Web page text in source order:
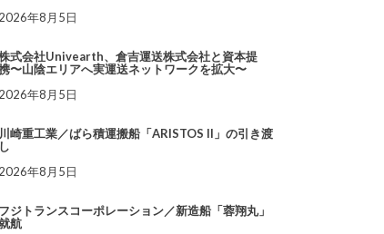
2026年8月5日
式会社Univearth、倉吉運送株式会社と資本提
〜山陰エリアへ実運送ネットワークを拡大〜
2026年8月5日
川崎重工業／ばら積運搬船「ARISTOS II」の引き渡
し
2026年8月5日
フジトランスコーポレーション／新造船「蓉翔丸」
航